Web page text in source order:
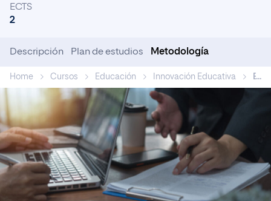
ECTS
2
Descripción Plan de estudios Metodología
Home Cursos Educación Innovación Educativa ...